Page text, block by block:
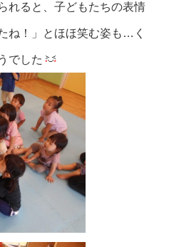
れると、子どもたちの表情
ね！」とほほ笑む姿も…く
でした